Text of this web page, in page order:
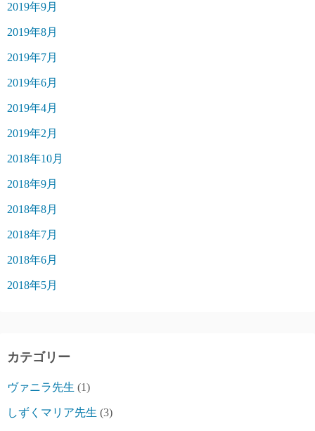
2019年9月
2019年8月
2019年7月
2019年6月
2019年4月
2019年2月
2018年10月
2018年9月
2018年8月
2018年7月
2018年6月
2018年5月
カテゴリー
ヴァニラ先生 (1)
しずくマリア先生 (3)